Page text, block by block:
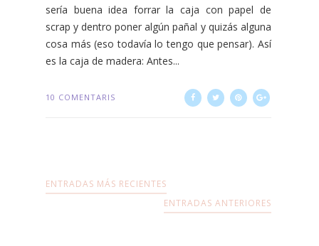
sería buena idea forrar la caja con papel de
scrap y dentro poner algún pañal y quizás alguna
cosa más (eso todavía lo tengo que pensar). Así
es la caja de madera: Antes...
10 COMENTARIS
ENTRADAS MÁS RECIENTES
ENTRADAS ANTERIORES